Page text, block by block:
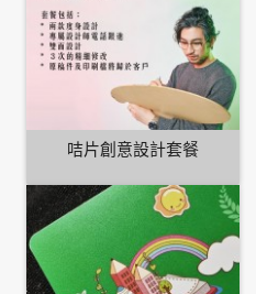
咭片創意設計套餐